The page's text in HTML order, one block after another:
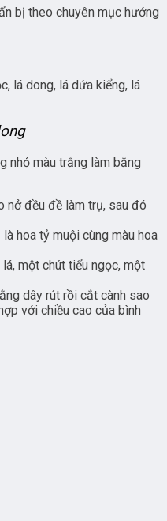
bị theo chuyên mục hướng
lá dong, lá dứa kiểng, lá
nhỏ màu trắng làm bằng
nở đều đề làm trụ, sau đó
hoa tỷ muội cùng màu hoa
một chút tiểu ngọc, một
dây rút rồi cắt cành sao
với chiều cao của bình